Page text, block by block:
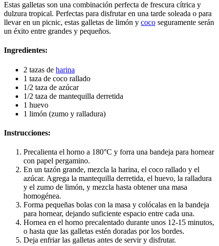
Estas galletas son una combinación perfecta de frescura cítrica y
dulzura tropical. Perfectas para disfrutar en una tarde soleada o para
llevar en un picnic, estas galletas de limón y coco seguramente serán
un éxito entre grandes y pequeños.
Ingredientes:
2 tazas de harina
1 taza de coco rallado
1/2 taza de azúcar
1/2 taza de mantequilla derretida
1 huevo
1 limón (zumo y ralladura)
Instrucciones:
Precalienta el horno a 180°C y forra una bandeja para hornear
con papel pergamino.
En un tazón grande, mezcla la harina, el coco rallado y el
azúcar. Agrega la mantequilla derretida, el huevo, la ralladura
y el zumo de limón, y mezcla hasta obtener una masa
homogénea.
Forma pequeñas bolas con la masa y colócalas en la bandeja
para hornear, dejando suficiente espacio entre cada una.
Hornea en el horno precalentado durante unos 12-15 minutos,
o hasta que las galletas estén doradas por los bordes.
Deja enfriar las galletas antes de servir y disfrutar.